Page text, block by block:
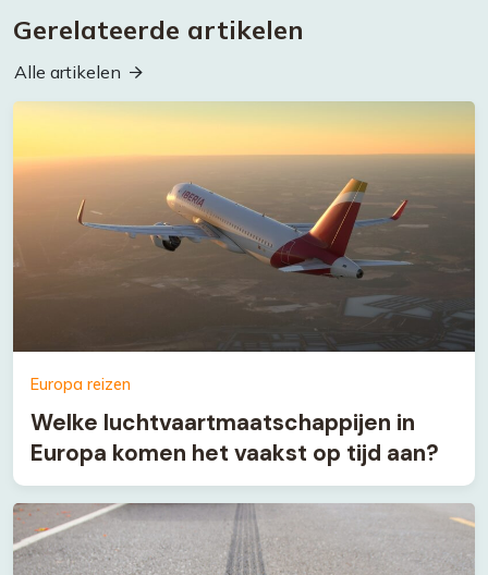
Gerelateerde artikelen
Alle artikelen
Europa reizen
Welke luchtvaartmaatschappijen in
Europa komen het vaakst op tijd aan?